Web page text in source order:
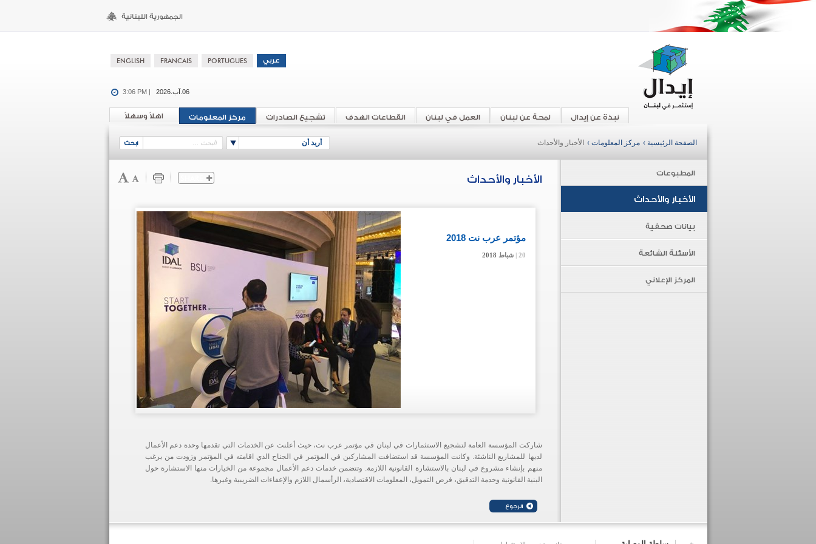
06.آب.2026 3:06 PM |
اهلاً وسهلاً مركز المعلومات تشجيع الصادرات القطاعات الهدف العمل في لبنان لمحة عن لبنان نبذة عن إيدال
أريد أن الصفحة الرئيسية › مركز المعلومات › الأخبار والأحداث
المطبوعات
الأخبار والأحداث
بيانات صحفية
الأسئلة الشائعة
المركز الإعلاني
الأخبار والأحداث
20 | شباط
مؤتمر عرب نت 2018
20 | شباط 20 | شباط
شاركت المؤسسة العامة لتشجيع الاستثمارات في لبنان في مؤتمر عرب نت، حيث أعلنت عن الخدمات التي تقدمها وحدة دعم الأعمال
لديها للمشاريع الناشئة. وكانت المؤسسة قد استضافت المشاركين في المؤتمر في الجناح الذي اقامته في المؤتمر وزودت من يرغب
منهم بإنشاء مشروع في لبنان بالاستشارة القانونية اللازمة. وتتضمن خدمات دعم الأعمال مجموعة من الخيارات منها الاستشارة حول
البنية القانونية وخدمة التدقيق، فرص التمويل، المعلومات الاقتصادية، الرأسمال اللازم والإعفاءات الضريبية وغيرها.